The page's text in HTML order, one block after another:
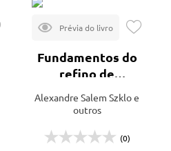
Fundamentos do
refino de
petróleo - 3ª ed.
Alexandre Salem Szklo e
outros
(0)